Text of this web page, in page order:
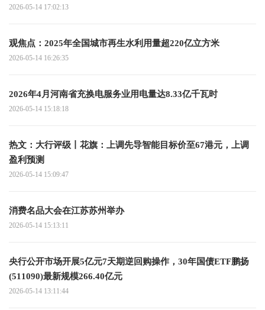
2026-05-14 17:02:13
观焦点：2025年全国城市再生水利用量超220亿立方米
2026-05-14 16:26:35
2026年4月河南省充换电服务业用电量达8.33亿千瓦时
2026-05-14 15:18:18
热文：大行评级丨花旗：上调先导智能目标价至67港元，上调
盈利预测
2026-05-14 15:09:47
消费名品大会在江苏苏州举办
2026-05-14 15:13:11
央行公开市场开展5亿元7天期逆回购操作，30年国债ETF鹏扬
(511090)最新规模266.40亿元
2026-05-14 13:11:44